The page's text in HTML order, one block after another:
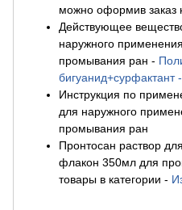
можно оформив заказ
Действующее
наружного
промывания ран -
бигуанид+сурфактант
Инструкция по
для наружного
промывания ран
Пронтосан раствор
флакон 350мл для
товары в категории -